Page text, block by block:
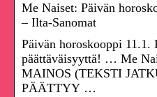
Me Naiset: Päivän
– Ilta-Sanomat
Päivän horoskooppi 11.1.
päättäväisyyttä! … Me
MAINOS (TEKSTI
PÄÄTTYY …